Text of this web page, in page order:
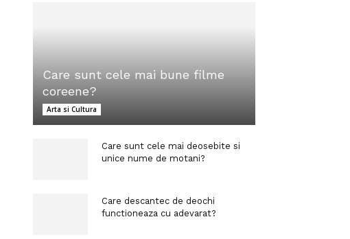
Care sunt cele mai bune filme
coreene?
Arta si Cultura
Care sunt cele mai deosebite si
unice nume de motani?
Care descantec de deochi
functioneaza cu adevarat?